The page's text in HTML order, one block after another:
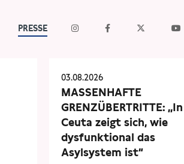
PRESSE
03.08.2026
MASSENHAFTE
GRENZÜBERTRITTE: „In
Ceuta zeigt sich, wie
dysfunktional das
Asylsystem ist“